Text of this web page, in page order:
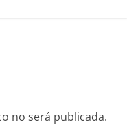
no será publicada.